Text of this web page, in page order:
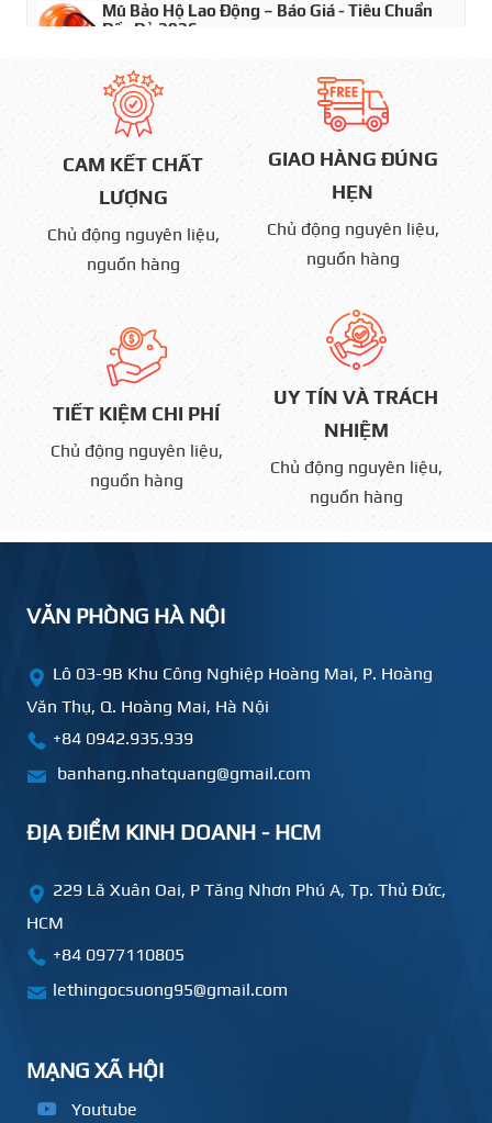
Mũ Bảo Hộ Lao Động – Báo Giá - Tiêu Chuẩn
Đầy Đủ 2026
Mũ Bảo hộ lao động Nhật Quang giá bao nhiêu
tiền
22/05/2023 | Tác giả: Nghĩa Nguyễn
CAM KẾT CHẤT
LƯỢNG
Chủ động nguyên liệu,
nguồn hàng
GIAO HÀNG ĐÚNG
HẸN
Chủ động nguyên liệu,
nguồn hàng
TIẾT KIỆM CHI PHÍ
Chủ động nguyên liệu,
nguồn hàng
UY TÍN VÀ TRÁCH
NHIỆM
Chủ động nguyên liệu,
nguồn hàng
VĂN PHÒNG HÀ NỘI
Lô 03-9B Khu Công Nghiệp Hoàng Mai, P. Hoàng
Văn Thụ, Q. Hoàng Mai, Hà Nội
+84 0942.935.939
banhang.nhatquang@gmail.com
ĐỊA ĐIỂM KINH DOANH - HCM
229 Lã Xuân Oai, P Tăng Nhơn Phú A, Tp. Thủ Đức,
HCM
+84 0977110805
lethingocsuong95@gmail.com
MẠNG XÃ HỘI
Youtube